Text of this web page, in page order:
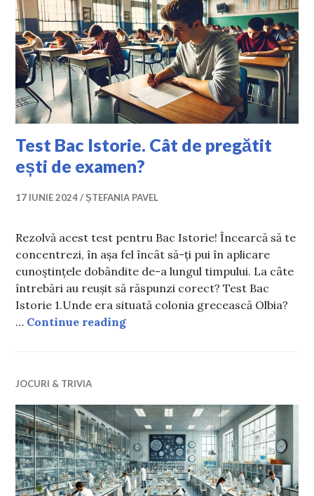
Test Bac Istorie. Cât de pregătit
ești de examen?
17 IUNIE 2024 ȘTEFANIA PAVEL
Rezolvă acest test pentru Bac Istorie! Încearcă să te
concentrezi, în așa fel încât să-ți pui în aplicare
cunoștințele dobândite de-a lungul timpului. La câte
întrebări au reușit să răspunzi corect? Test Bac
Istorie 1.Unde era situată colonia grecească Olbia?
… Continue readingTest Bac Istorie. Cât de pregătit
JOCURI & TRIVIA